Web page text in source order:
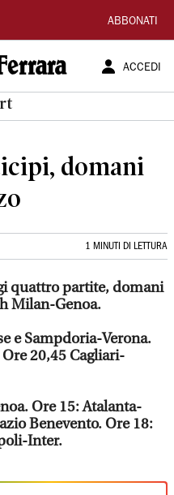
ABBONATI
ACCEDI
domani
1 MINUTI DI LETTURA
quattro partite, domani
Milan-Genoa.
e Sampdoria-Verona.
20,45 Cagliari-
Ore 15: Atalanta-
Benevento. Ore 18:
Inter.